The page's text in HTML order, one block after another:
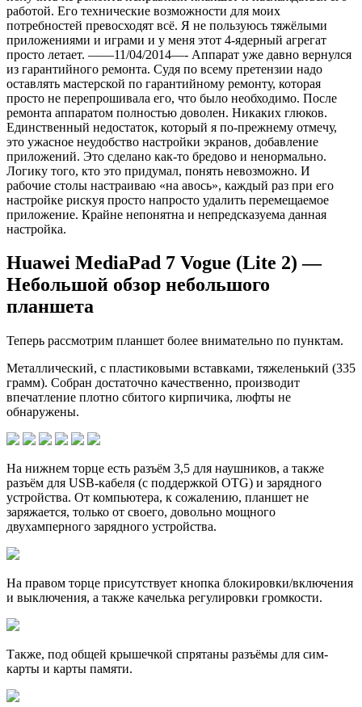
работой. Его технические возможности для моих
потребностей превосходят всё. Я не пользуюсь тяжёлыми
приложениями и играми и у меня этот 4-ядерный агрегат
просто летает. ——11/04/2014—- Аппарат уже давно вернулся
из гарантийного ремонта. Судя по всему претензии надо
оставлять мастерской по гарантийному ремонту, которая
просто не перепрошивала его, что было необходимо. После
ремонта аппаратом полностью доволен. Никаких глюков.
Единственный недостаток, который я по-прежнему отмечу,
это ужасное неудобство настройки экранов, добавление
приложений. Это сделано как-то бредово и ненормально.
Логику того, кто это придумал, понять невозможно. И
рабочие столы настраиваю «на авось», каждый раз при его
настройке рискуя просто напросто удалить перемещаемое
приложение. Крайне непонятна и непредсказуема данная
настройка.
Huawei MediaPad 7 Vogue (Lite 2) —
Небольшой обзор небольшого
планшета
Теперь рассмотрим планшет более внимательно по пунктам.
Металлический, с пластиковыми вставками, тяжеленький (335
грамм). Собран достаточно качественно, производит
впечатление плотно сбитого кирпичика, люфты не
обнаружены.
На нижнем торце есть разъём 3,5 для наушников, а также
разъём для USB-кабеля (с поддержкой OTG) и зарядного
устройства. От компьютера, к сожалению, планшет не
заряжается, только от своего, довольно мощного
двухамперного зарядного устройства.
На правом торце присутствует кнопка блокировки/включения
и выключения, а также качелька регулировки громкости.
Также, под общей крышечкой спрятаны разъёмы для сим-
карты и карты памяти.